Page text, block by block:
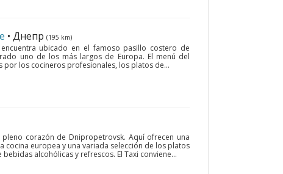
• Днепр (195 km)
ubicado en el famoso pasillo costero de
uno de los más largos de Europa. El menú del
por los cocineros profesionales, los platos de...
corazón de Dnipropetrovsk. Aquí ofrecen una
cocina europea y una variada selección de los platos
alcohólicas y refrescos. El Taxi conviene...